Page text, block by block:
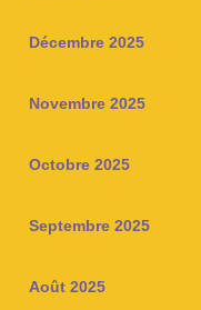
Décembre 2025
Novembre 2025
Octobre 2025
Septembre 2025
Août 2025